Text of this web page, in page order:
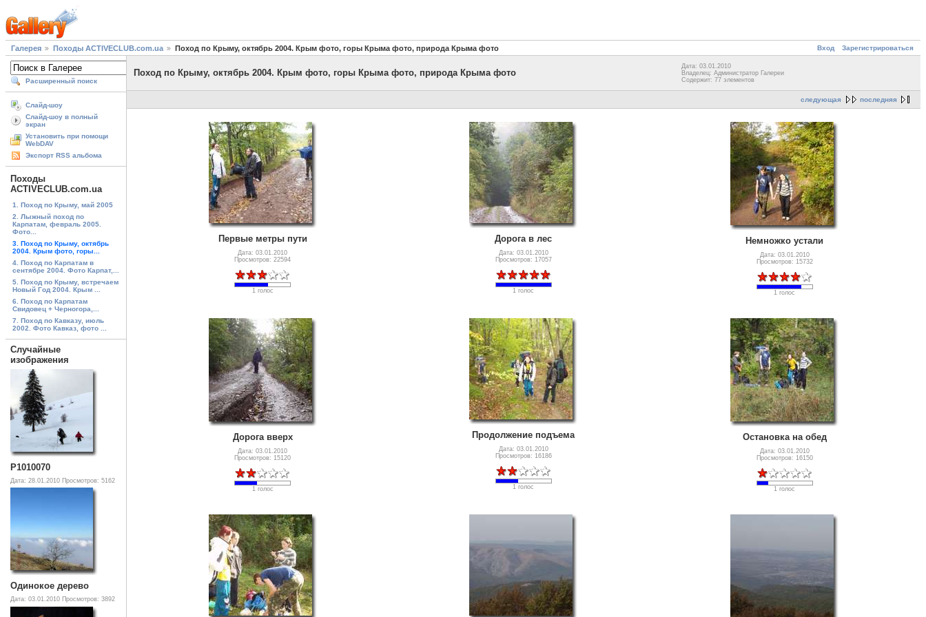
Вход Зарегистрироваться
Галерея Походы ACTIVECLUB.com.ua Поход по Крыму, октябрь 2004. Крым фото, горы Крыма фото, природа Крыма фото
Расширенный поиск
Слайд-шоу
Слайд-шоу в полный
экран
Установить при помощи
WebDAV
Экспорт RSS альбома
Походы
ACTIVECLUB.com.ua
1. Поход по Крыму, май 2005
2. Лыжный поход по
Карпатам, февраль 2005.
Фото...
3. Поход по Крыму, октябрь
2004. Крым фото, горы...
4. Поход по Карпатам в
сентябре 2004. Фото Карпат,...
5. Поход по Крыму, встречаем
Новый Год 2004. Крым ...
6. Поход по Карпатам
Свидовец + Черногора,...
7. Поход по Кавказу, июль
2002. Фото Кавказ, фото ...
Случайные
изображения
P1010070
Дата: 28.01.2010 Просмотров: 5162
Одинокое дерево
Дата: 03.01.2010 Просмотров: 3892
Поход по Крыму, октябрь 2004. Крым фото, горы Крыма фото, природа Крыма фото
Дата: 03.01.2010
Владелец: Администратор Галереи
Содержит: 77 элементов
следующая последняя
Первые метры пути
Дата: 03.01.2010
Просмотров: 22594
1 голос
Дорога в лес
Дата: 03.01.2010
Просмотров: 17057
1 голос
Немножко устали
Дата: 03.01.2010
Просмотров: 15732
1 голос
Дорога вверх
Дата: 03.01.2010
Просмотров: 15120
1 голос
Продолжение подъема
Дата: 03.01.2010
Просмотров: 16186
1 голос
Остановка на обед
Дата: 03.01.2010
Просмотров: 16150
1 голос